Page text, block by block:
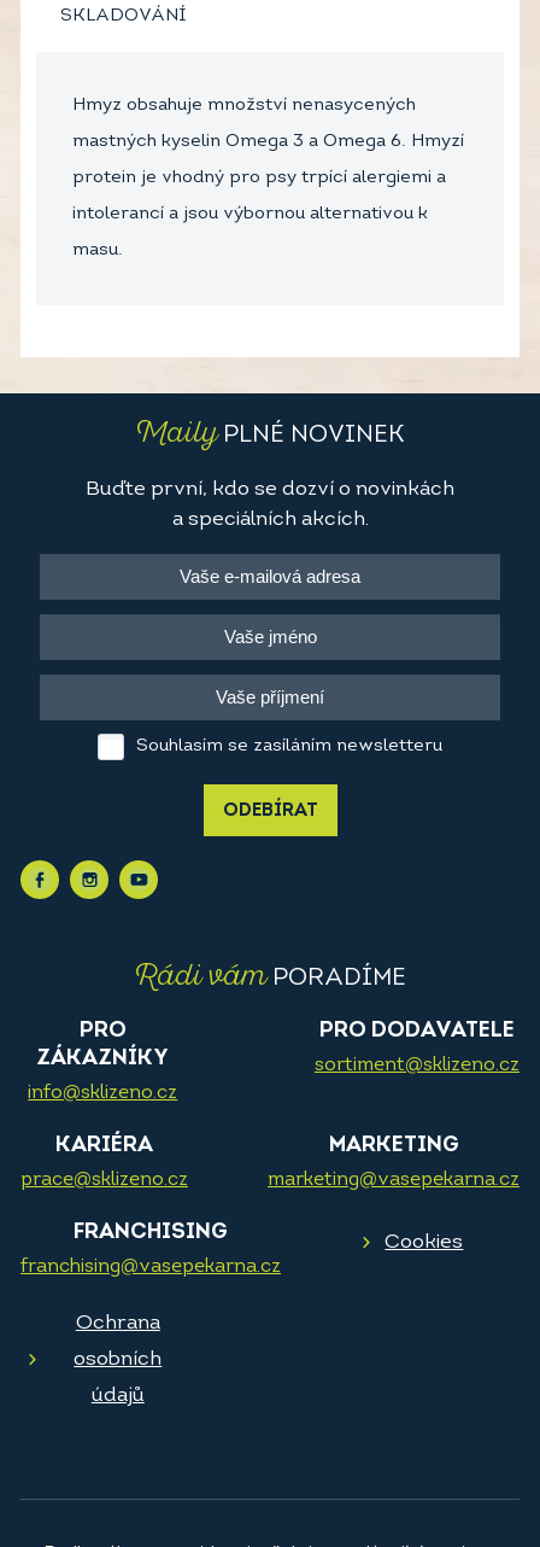
SKLADOVÁNÍ
Hmyz obsahuje množství nenasycených
mastných kyselin Omega 3 a Omega 6. Hmyzí
protein je vhodný pro psy trpící alergiemi a
intolerancí a jsou výbornou alternativou k
masu.
MailyPLNÉ NOVINEK
Buďte první, kdo se dozví o novinkách
a speciálních akcích.
Souhlasím se zasíláním newsletteru
ODEBÍRAT
Rádi vámPORADÍME
PRO
ZÁKAZNÍKY
info@sklizeno.cz
PRO DODAVATELE
sortiment@sklizeno.cz
KARIÉRA
prace@sklizeno.cz
MARKETING
marketing@vasepekarna.cz
FRANCHISING
franchising@vasepekarna.cz
Cookies
Ochrana
osobních
údajů